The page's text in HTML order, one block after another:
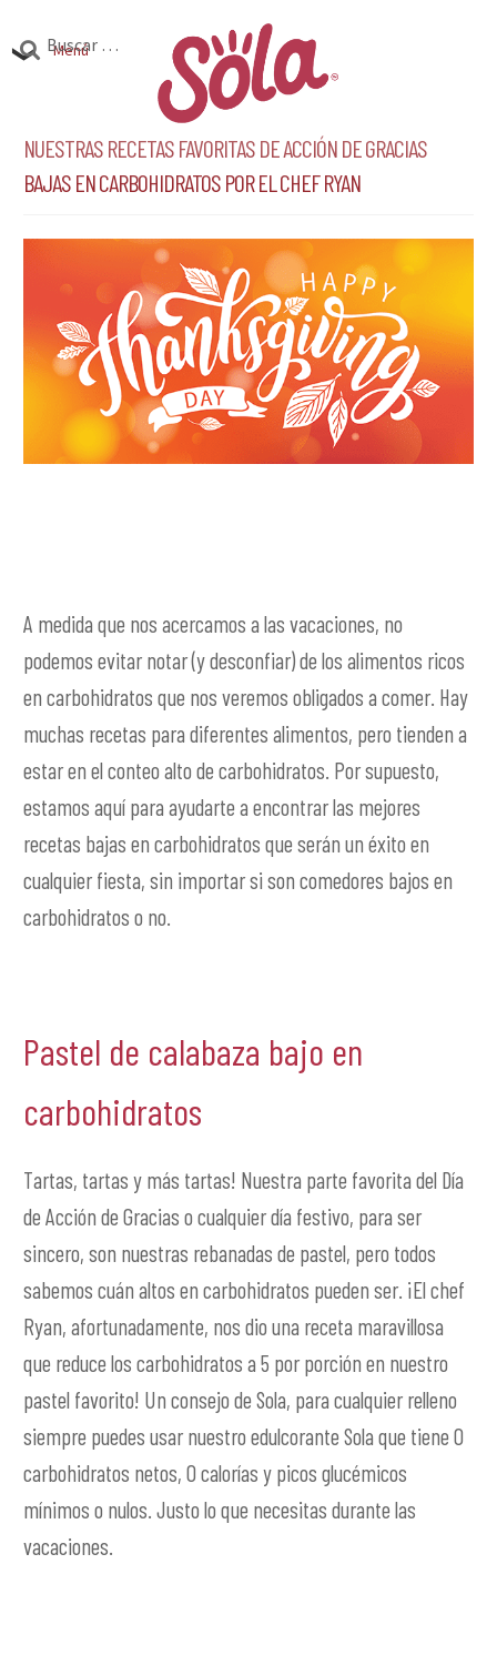
Menú
el
hijo
Investigación
menú
Encuentra Sola
menú
hijo
Buscar:
Nuestras recetas favoritas de acción de gracias
bajas en carbohidratos por el chef Ryan
A medida que nos acercamos a las vacaciones, no
podemos evitar notar (y desconfiar) de los alimentos ricos
en carbohidratos que nos veremos obligados a comer. Hay
muchas recetas para diferentes alimentos, pero tienden a
estar en el conteo alto de carbohidratos. Por supuesto,
estamos aquí para ayudarte a encontrar las mejores
recetas bajas en carbohidratos que serán un éxito en
cualquier fiesta, sin importar si son comedores bajos en
carbohidratos o no.
Pastel de calabaza bajo en
carbohidratos
Tartas, tartas y más tartas! Nuestra parte favorita del Día
de Acción de Gracias o cualquier día festivo, para ser
sincero, son nuestras rebanadas de pastel, pero todos
sabemos cuán altos en carbohidratos pueden ser. ¡El chef
Ryan, afortunadamente, nos dio una receta maravillosa
que reduce los carbohidratos a 5 por porción en nuestro
pastel favorito! Un consejo de Sola, para cualquier relleno
siempre puedes usar nuestro edulcorante Sola que tiene 0
carbohidratos netos, 0 calorías y picos glucémicos
mínimos o nulos. Justo lo que necesitas durante las
vacaciones.